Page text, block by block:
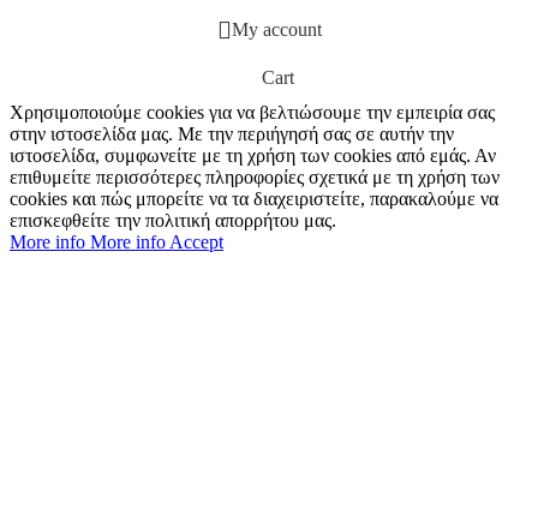
My account
Cart
Χρησιμοποιούμε cookies για να βελτιώσουμε την εμπειρία σας
στην ιστοσελίδα μας. Με την περιήγησή σας σε αυτήν την
ιστοσελίδα, συμφωνείτε με τη χρήση των cookies από εμάς. Αν
επιθυμείτε περισσότερες πληροφορίες σχετικά με τη χρήση των
cookies και πώς μπορείτε να τα διαχειριστείτε, παρακαλούμε να
επισκεφθείτε την πολιτική απορρήτου μας.
More info More info Accept